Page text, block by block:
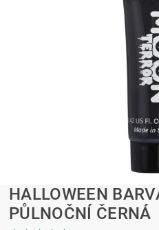
HALLOWEEN
PŮLNOČNÍ ČERNÁ